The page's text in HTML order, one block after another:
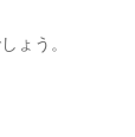
ょう。